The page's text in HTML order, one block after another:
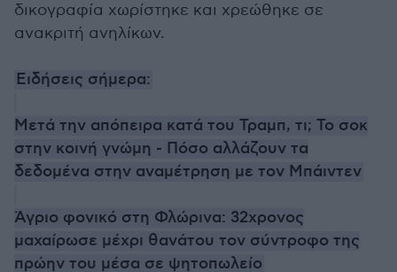
δικογραφία χωρίστηκε και χρεώθηκε σε
ανακριτή ανηλίκων.
Ειδήσεις σήμερα:
Μετά την απόπειρα κατά του Τραμπ, τι; Το σοκ
στην κοινή γνώμη - Πόσο αλλάζουν τα
δεδομένα στην αναμέτρηση με τον Μπάιντεν
Άγριο φονικό στη Φλώρινα: 32χρονος
μαχαίρωσε μέχρι θανάτου τον σύντροφο της
πρώην του μέσα σε ψητοπωλείο